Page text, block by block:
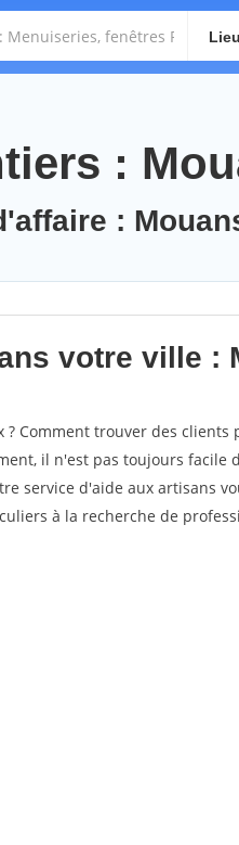
Lieu
:
:
votre ville :
Comment trouver des clients
il n'est pas toujours facile
service d'aide aux artisans
à la recherche de